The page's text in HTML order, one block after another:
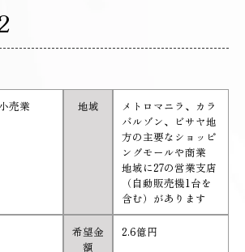
売業 地域
メトロマニラ、カラ
バルゾン、ビサヤ地
方の主要なショッピ
ングモールや商業
地域に27の営業支店
（自動販売機1台を
含む）があります
希望金
額
2.6億円